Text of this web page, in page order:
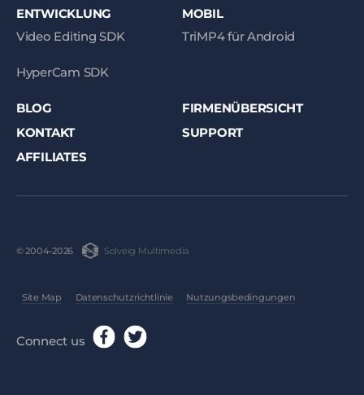
ENTWICKLUNG
Video Editing SDK
HyperCam SDK
MOBIL
TriMP4 für Android
BLOG
FIRMENÜBERSICHT
KONTAKT
SUPPORT
AFFILIATES
© 2004-2026 Solveig Multimedia
Site Map Datenschutzrichtlinie Nutzungsbedingungen
Connect us